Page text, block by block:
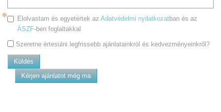
Elolvastam és egyetértek az Adatvédelmi nyilatkozatban és az
ÁSZF-ben foglaltakkal
Szeretne értesülni legfrissebb ajánlatainkról és kedvezményeinkről?
Küldés
Kérjen ajánlatot még ma